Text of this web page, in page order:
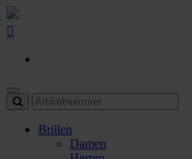
Brillen
Damen